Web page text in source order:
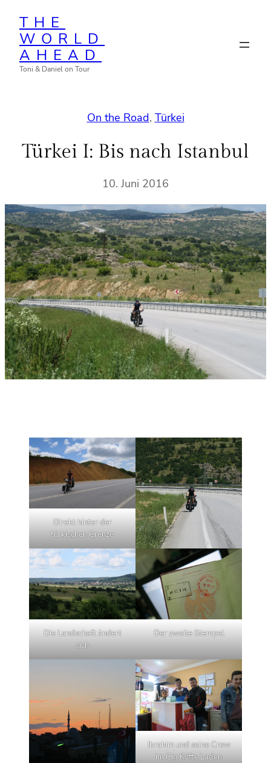
Inhalt
springen
THE
WORLD
AHEAD
Toni & Daniel on Tour
On the Road, Türkei
Türkei I: Bis nach Istanbul
10. Juni 2016
Direkt hinter der
türkischen Grenze
Die Landschaft ändert
sich
Der zweite Stempel
Ibrahim und seine Crew
im Cig Köfte Laden